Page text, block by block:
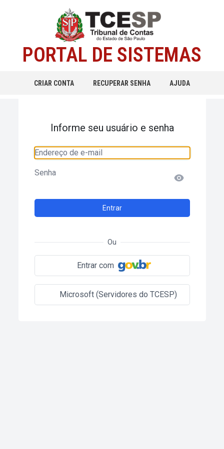
PORTAL DE SISTEMAS
CRIAR CONTA RECUPERAR SENHA AJUDA
Informe seu usuário e senha
Endereço de e-mail
Senha
Entrar
Ou
Entrar com
Microsoft (Servidores do TCESP)